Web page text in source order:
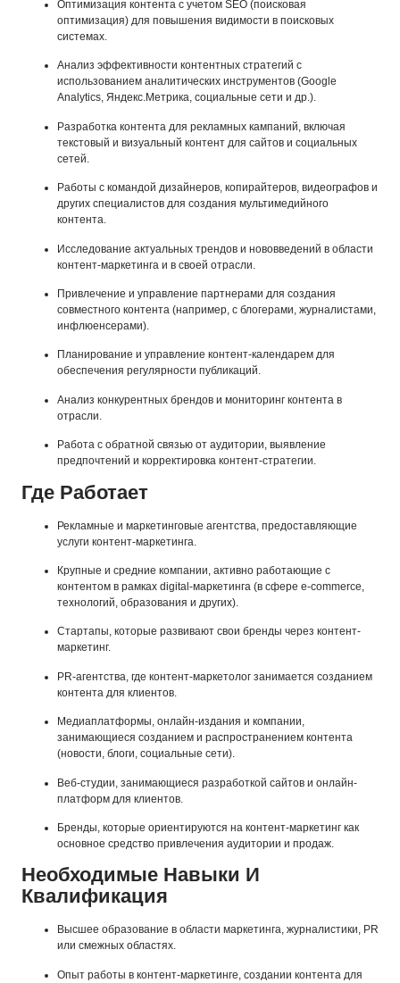
Оптимизация контента с учетом SEO (поисковая
оптимизация) для повышения видимости в поисковых
системах.
Анализ эффективности контентных стратегий с
использованием аналитических инструментов (Google
Analytics, Яндекс.Метрика, социальные сети и др.).
Разработка контента для рекламных кампаний, включая
текстовый и визуальный контент для сайтов и социальных
сетей.
Работы с командой дизайнеров, копирайтеров, видеографов и
других специалистов для создания мультимедийного
контента.
Исследование актуальных трендов и нововведений в области
контент-маркетинга и в своей отрасли.
Привлечение и управление партнерами для создания
совместного контента (например, с блогерами, журналистами,
инфлюенсерами).
Планирование и управление контент-календарем для
обеспечения регулярности публикаций.
Анализ конкурентных брендов и мониторинг контента в
отрасли.
Работа с обратной связью от аудитории, выявление
предпочтений и корректировка контент-стратегии.
Где Работает
Рекламные и маркетинговые агентства, предоставляющие
услуги контент-маркетинга.
Крупные и средние компании, активно работающие с
контентом в рамках digital-маркетинга (в сфере e-commerce,
технологий, образования и других).
Стартапы, которые развивают свои бренды через контент-
маркетинг.
PR-агентства, где контент-маркетолог занимается созданием
контента для клиентов.
Медиаплатформы, онлайн-издания и компании,
занимающиеся созданием и распространением контента
(новости, блоги, социальные сети).
Веб-студии, занимающиеся разработкой сайтов и онлайн-
платформ для клиентов.
Бренды, которые ориентируются на контент-маркетинг как
основное средство привлечения аудитории и продаж.
Необходимые Навыки И
Квалификация
Высшее образование в области маркетинга, журналистики, PR
или смежных областях.
Опыт работы в контент-маркетинге, создании контента для